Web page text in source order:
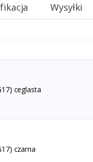
Wysyłki
ceglasta
czarna